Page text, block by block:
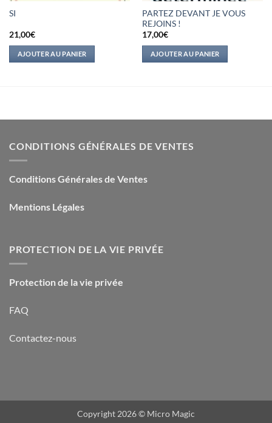
SI
21,00€
AJOUTER AU PANIER
PARTEZ DEVANT JE VOUS
REJOINS !
17,00€
AJOUTER AU PANIER
CONDITIONS GÉNÉRALES DE VENTES
Conditions Générales de Ventes
Mentions Légales
PROTECTION DE LA VIE PRIVÉE
Protection de la vie privée
FAQ
Contactez-nous
Copyright 2026 © Micro Magic